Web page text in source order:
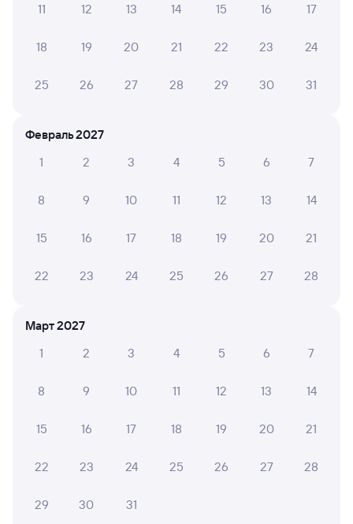
11 12 13 14 15 16 17
18 19 20 21 22 23 24
25 26 27 28 29 30 31
Февраль 2027
1
2 3 4 5 6 7
8 9 10 11 12 13 14
15 16 17 18 19 20 21
22 23 24 25 26 27 28
Март 2027
1
2 3 4 5 6 7
8 9 10 11 12 13 14
15 16 17 18 19 20 21
22 23 24 25 26 27 28
29 30 31